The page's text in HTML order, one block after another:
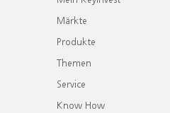
Märkte
Produkte
Themen
Service
Know How